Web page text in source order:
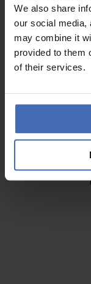
We also share
our social media,
may combine it
provided to them
of their services.